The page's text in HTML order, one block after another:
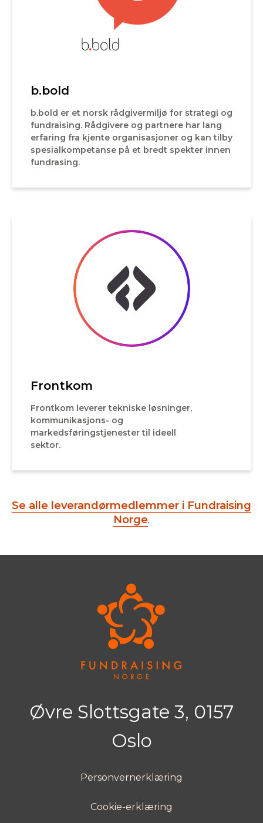
b.bold
b.bold er et norsk rådgivermiljø for strategi og
fundraising. Rådgivere og partnere har lang
erfaring fra kjente organisasjoner og kan tilby
spesialkompetanse på et bredt spekter innen
fundrasing.
Frontkom
Frontkom leverer tekniske løsninger,
kommunikasjons- og
markedsføringstjenester til ideell
sektor.
Se alle leverandørmedlemmer i Fundraising
Norge.
Øvre Slottsgate 3, 0157
Oslo
Personvernerklæring
Cookie-erklæring